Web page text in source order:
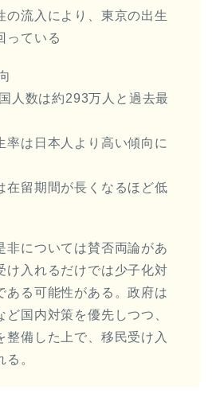
の流入により、東京の出生
っている
人数は約293万人と過去最
率は日本人より高い傾向に
在留期間が長くなるほど低
については賛否両論があ
け入れるだけでは少子化対
ある可能性がある。政府は
ど国内対策を優先しつつ、
整備した上で、移民受け入
。